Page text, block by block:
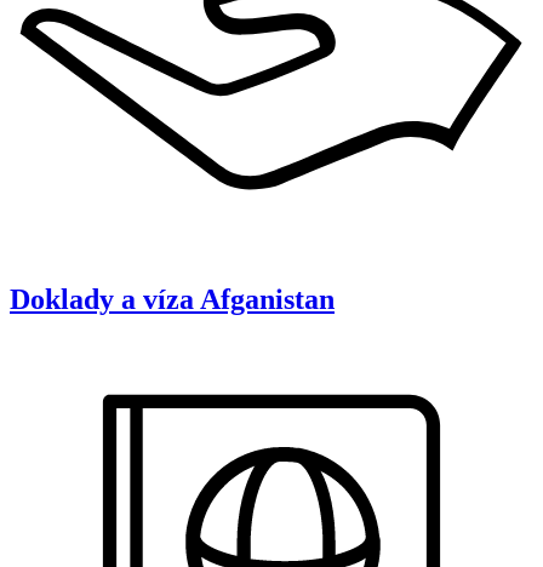
Doklady a víza Afganistan